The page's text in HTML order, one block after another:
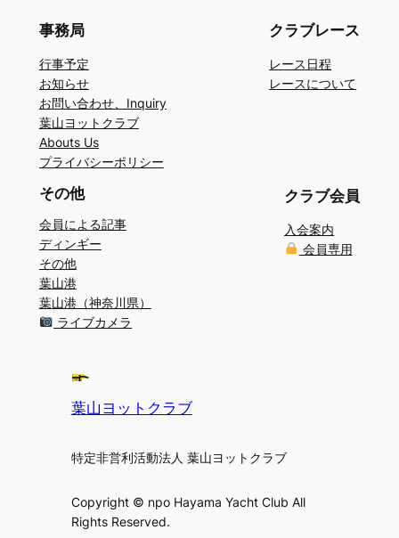
事務局
行事予定
お知らせ
お問い合わせ、Inquiry
葉山ヨットクラブ
Abouts Us
プライバシーポリシー
クラブレース
レース日程
レースについて
その他
会員による記事
ディンギー
その他
葉山港
葉山港（神奈川県）
ライブカメラ
クラブ会員
入会案内
会員専用
葉山ヨットクラブ
特定非営利活動法人 葉山ヨットクラブ
Copyright © npo Hayama Yacht Club All
Rights Reserved.